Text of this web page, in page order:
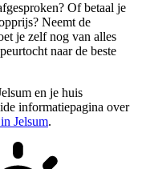
Of betaal je
Neemt de
je zelf nog van alles
naar de beste
en je huis
informatiepagina over
Jelsum.